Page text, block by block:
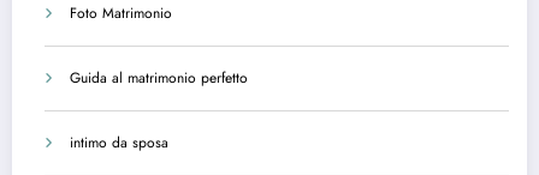
Foto Matrimonio
Guida al matrimonio perfetto
intimo da sposa